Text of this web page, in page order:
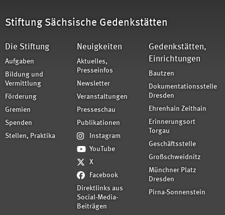
Stiftung Sächsische Gedenkstätten
Die Stiftung
Aufgaben
Bildung und
Vermittlung
Förderung
Gremien
Spenden
Stellen, Praktika
Neuigkeiten
Aktuelles,
Presseinfos
Newsletter
Veranstaltungen
Presseschau
Publikationen
Instagram
YouTube
X
Facebook
Direktlinks aus
Social-Media-
Beiträgen
Gedenkstätten,
Einrichtungen
Bautzen
Dokumentationsstelle
Dresden
Ehrenhain Zeithain
Erinnerungsort
Torgau
Geschäftsstelle
Großschweidnitz
Münchner Platz
Dresden
Pirna-Sonnenstein